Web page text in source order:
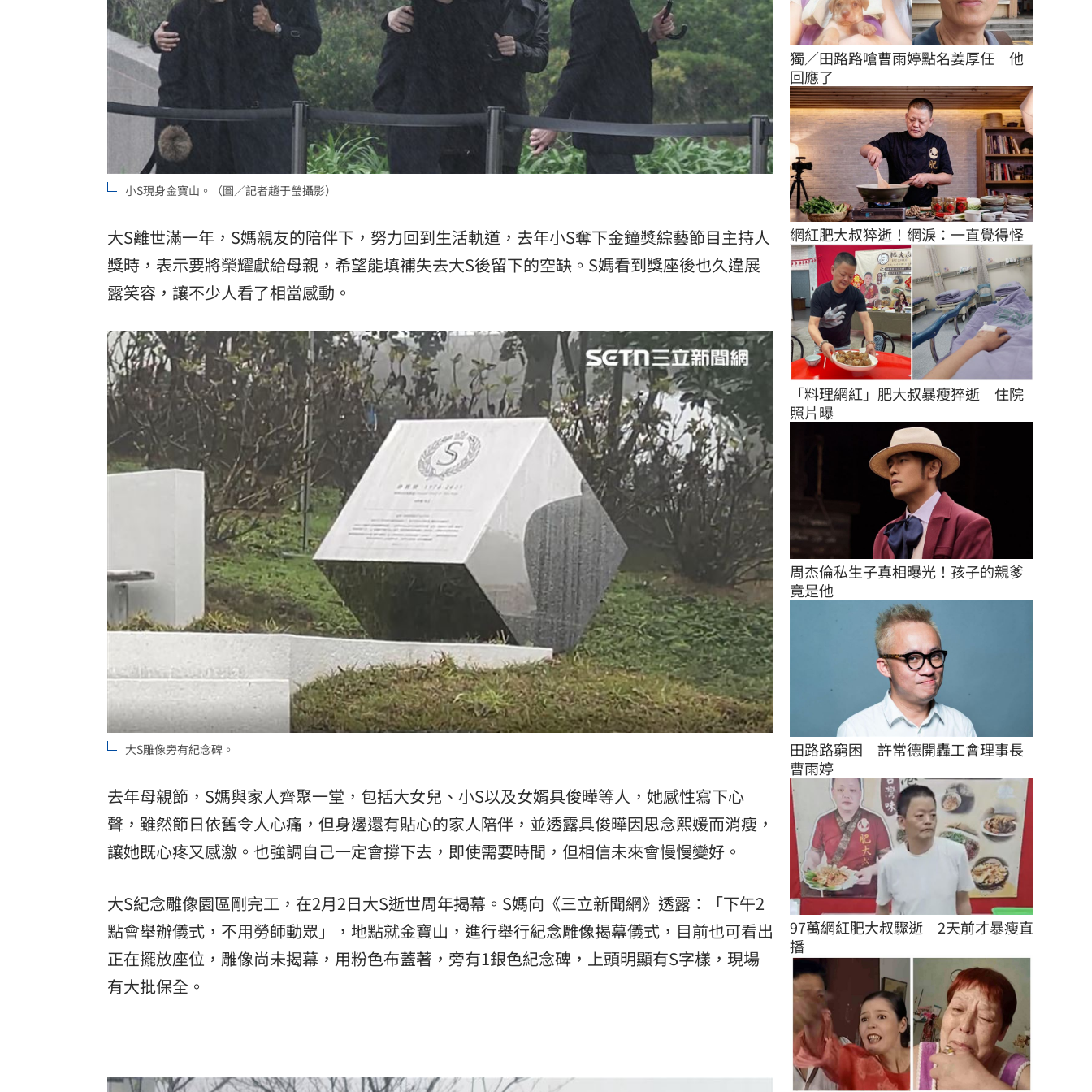
小S現身金寶山。（圖／記者趙于瑩攝影）
大S離世滿一年，S媽親友的陪伴下，努力回到生活軌道，去年小S奪下金鐘獎綜藝節目主持人
獎時，表示要將榮耀獻給母親，希望能填補失去大S後留下的空缺。S媽看到獎座後也久違展
露笑容，讓不少人看了相當感動。
大S雕像旁有紀念碑。
去年母親節，S媽與家人齊聚一堂，包括大女兒、小S以及女婿具俊曄等人，她感性寫下心
聲，雖然節日依舊令人心痛，但身邊還有貼心的家人陪伴，並透露具俊曄因思念熙媛而消瘦，
讓她既心疼又感激。也強調自己一定會撐下去，即使需要時間，但相信未來會慢慢變好。
大S紀念雕像園區剛完工，在2月2日大S逝世周年揭幕。S媽向《三立新聞網》透露：「下午2
點會舉辦儀式，不用勞師動眾」，地點就金寶山，進行舉行紀念雕像揭幕儀式，目前也可看出
正在擺放座位，雕像尚未揭幕，用粉色布蓋著，旁有1銀色紀念碑，上頭明顯有S字樣，現場
有大批保全。
獨／田路路嗆曹雨婷點名姜厚任　他
回應了
網紅肥大叔猝逝！網淚：一直覺得怪
「料理網紅」肥大叔暴瘦猝逝　住院
照片曝
周杰倫私生子真相曝光！孩子的親爹
竟是他
田路路窮困　許常德開轟工會理事長
曹雨婷
97萬網紅肥大叔驟逝　2天前才暴瘦直
播